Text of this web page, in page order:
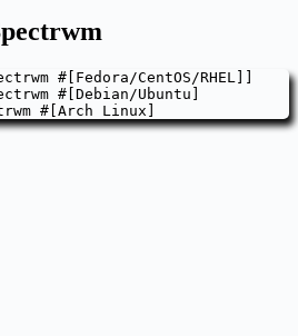
#[Fedora/CentOS/RHEL]]
#[Debian/Ubuntu]
#[Arch Linux]